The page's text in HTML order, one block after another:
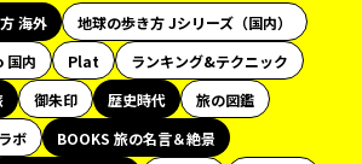
海外
地球の歩き方 Jシリーズ（国内）
国内 Plat
ランキング&テクニック
御朱印 歴史時代
旅の図鑑
ボ
BOOKS 旅の名言＆絶景